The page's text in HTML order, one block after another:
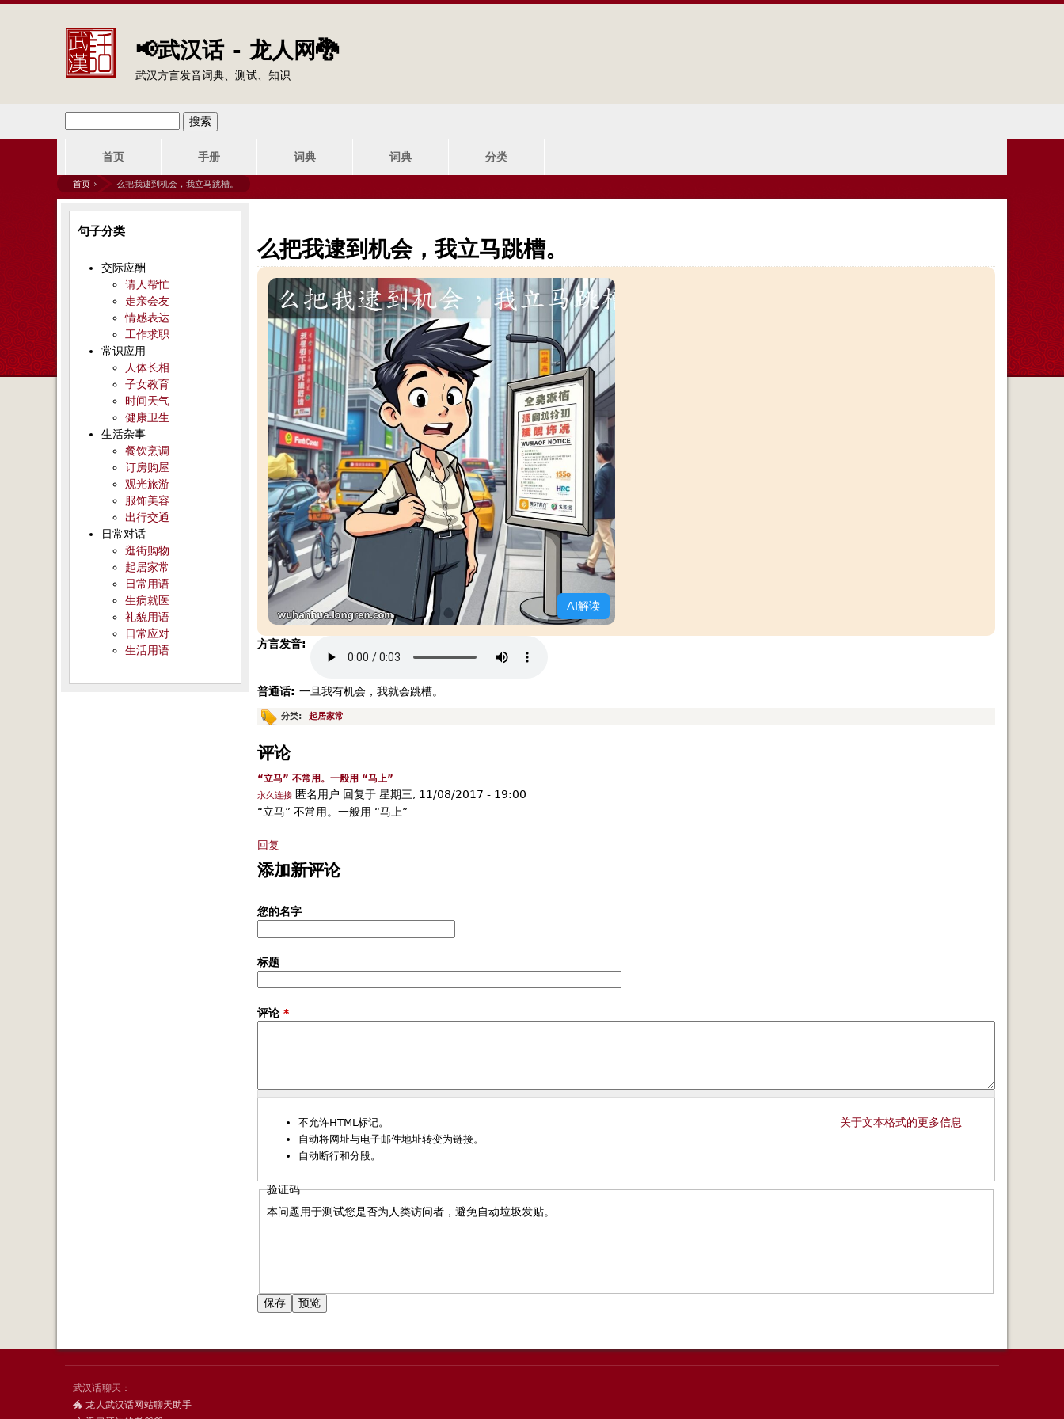
📢武汉话 - 龙人网🐉
武汉方言发音词典、测试、知识
索
表
单
菜
单
首页 手册 词典 词典 分类
你
首页 › 么把我逮到机会，我立马跳槽。
么把我逮到机会，我立马跳槽。
AI解读
方言发音:
普通话: 一旦我有机会，我就会跳槽。
分类: 起居家常
评论
“立马” 不常用。一般用 “马上”
永久连接 匿名用户 回复于 星期三, 11/08/2017 - 19:00
“立马” 不常用。一般用 “马上”
回复
添加新评论
您的名字
标题
评论 *
关于文本格式的更多信息
不允许HTML标记。
自动将网址与电子邮件地址转变为链接。
自动断行和分段。
验证码
本问题用于测试您是否为人类访问者，避免自动垃圾发贴。
句子分类
交际应酬
请人帮忙
走亲会友
情感表达
工作求职
常识应用
人体长相
子女教育
时间天气
健康卫生
生活杂事
餐饮烹调
订房购屋
观光旅游
服饰美容
出行交通
日常对话
逛街购物
起居家常
日常用语
生病就医
礼貌用语
日常应对
生活用语
武汉话聊天：
🐲 龙人武汉话网站聊天助手